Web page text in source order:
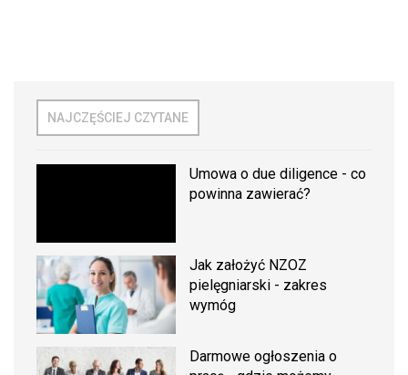
NAJCZĘŚCIEJ CZYTANE
Umowa o due diligence - co
powinna zawierać?
Jak założyć NZOZ
pielęgniarski - zakres
wymóg
Darmowe ogłoszenia o